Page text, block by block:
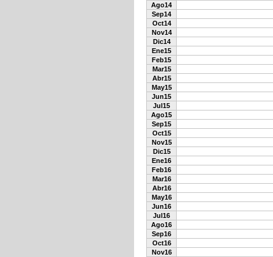
Ago14
Sep14
Oct14
Nov14
Dic14
Ene15
Feb15
Mar15
Abr15
May15
Jun15
Jul15
Ago15
Sep15
Oct15
Nov15
Dic15
Ene16
Feb16
Mar16
Abr16
May16
Jun16
Jul16
Ago16
Sep16
Oct16
Nov16